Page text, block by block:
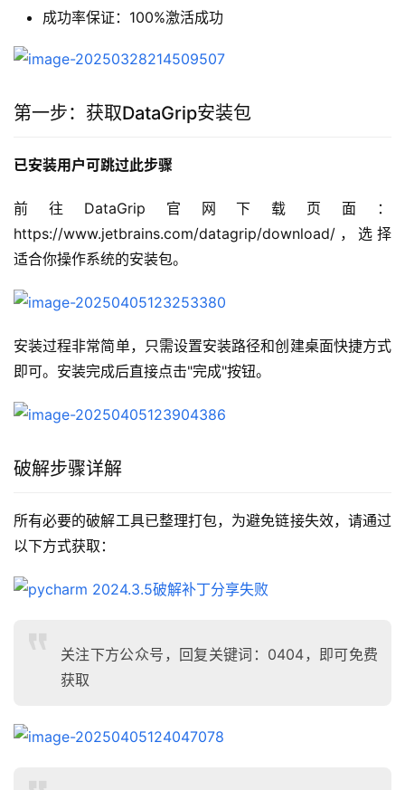
成功率保证：100%激活成功
第一步：获取DataGrip安装包
已安装用户可跳过此步骤
前往DataGrip官网下载页面：
https://www.jetbrains.com/datagrip/download/，选择
适合你操作系统的安装包。
安装过程非常简单，只需设置安装路径和创建桌面快捷方式
即可。安装完成后直接点击"完成"按钮。
破解步骤详解
所有必要的破解工具已整理打包，为避免链接失效，请通过
以下方式获取：
关注下方公众号，回复关键词：0404，即可免费
获取